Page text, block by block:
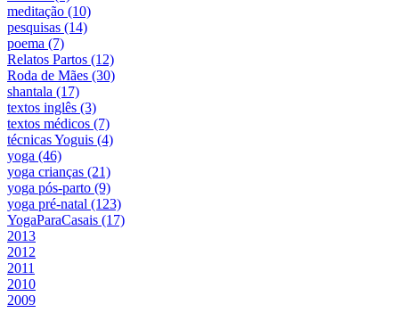
meditação (10)
pesquisas (14)
poema (7)
Relatos Partos (12)
Roda de Mães (30)
shantala (17)
textos inglês (3)
textos médicos (7)
técnicas Yoguis (4)
yoga (46)
yoga crianças (21)
yoga pós-parto (9)
yoga pré-natal (123)
YogaParaCasais (17)
2013
2012
2011
2010
2009